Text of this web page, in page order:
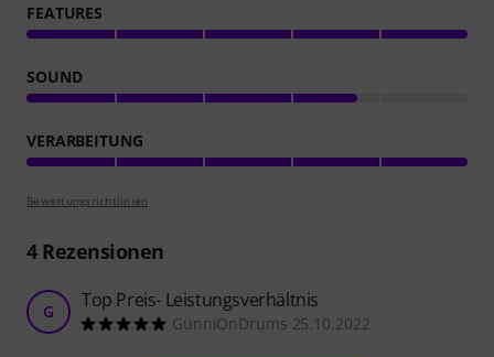
FEATURES
SOUND
VERARBEITUNG
Bewertungsrichtlinien
4Rezensionen
G Top Preis- Leistungsverhältnis
GünniOnDrums 25.10.2022